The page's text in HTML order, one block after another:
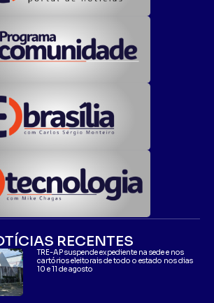
RECENTES
TRE-AP suspende expediente na sede e nos
cartórios eleitorais de todo o estado nos dias
10 e 11 de agosto